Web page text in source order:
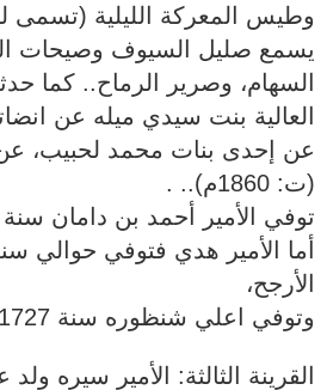
وطيس المعركة الليلية (تسمى
يسمع صليل السيوف وصيحات
السهام، وصرير الرماح.. كما
العالية بنت سيدي ميله عن
عن إحدى بنات محمد لحبيب،
(ت: 1860م).. .
توفي الأمير أحمد بن دامان سنة 1636م.
الأرجح،
وتوفي اعلي شنظوره سنة 1727م.
القرينة الثالثة: الأمير سيره